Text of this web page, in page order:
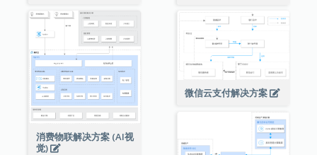
消费物联解决方案 (AI视
觉)
微信云支付解决方案